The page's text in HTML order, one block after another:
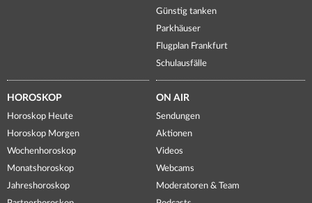
Günstig tanken
Parkhäuser
Flugplan Frankfurt
Schulausfälle
HOROSKOP
Horoskop Heute
Horoskop Morgen
Wochenhoroskop
Monatshoroskop
Jahreshoroskop
ON AIR
Sendungen
Aktionen
Videos
Webcams
Moderatoren & Team